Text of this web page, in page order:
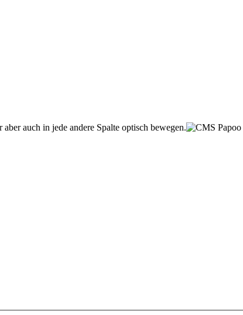
auch in jede andere Spalte optisch bewegen.